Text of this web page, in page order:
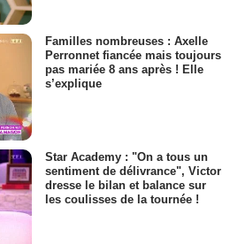
Familles nombreuses : Axelle
Perronnet fiancée mais toujours
pas mariée 8 ans après ! Elle
s’explique
Star Academy : "On a tous un
sentiment de délivrance", Victor
dresse le bilan et balance sur
les coulisses de la tournée !